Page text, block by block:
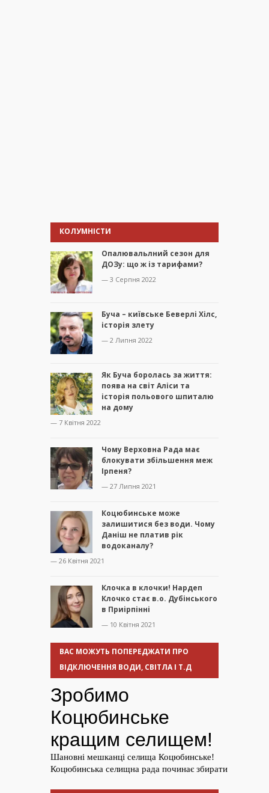
КОЛУМНІСТИ
Опалювальлний сезон для
ДОЗу: що ж із тарифами?
— 3 Серпня 2022
Буча – київське Беверлі Хілс,
історія злету
— 2 Липня 2022
Як Буча боролась за життя:
поява на світ Аліси та
історія польового шпиталю
на дому
— 7 Квітня 2022
Чому Верховна Рада має
блокувати збільшення меж
Ірпеня?
— 27 Липня 2021
Коцюбинське може
залишитися без води. Чому
Даніш не платив рік
водоканалу?
— 26 Квітня 2021
Клочка в клочки! Нардеп
Клочко стає в.о. Дубінського
в Приірпінні
— 10 Квітня 2021
ВАС МОЖУТЬ ПОПЕРЕДЖАТИ ПРО
ВІДКЛЮЧЕННЯ ВОДИ, СВІТЛА І Т.Д